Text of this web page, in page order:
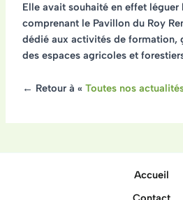
Elle avait souhaité en effet
comprenant le Pavillon du Roy
dédié aux activités de formation,
des espaces agricoles et
← Retour à « Toutes nos
Accueil